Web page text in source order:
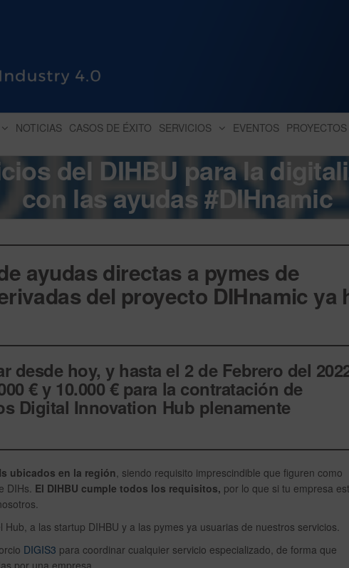
INDUSTRY 4.0
NOTICIAS CASOS DE ÉXITO SERVICIOS EVENTOS PROYECTOS
del DIHBU para la
con las ayudas #DIHnamic
ayudas directas a pymes de
del proyecto DIHnamic ya
desde hoy, y hasta el 2 de Febrero del
€ y 10.000 € para la contratación de
Digital Innovation Hub plenamente
ubicados en la región, siendo requisito imprescindible que figuren como
DIHs. El DIHBU cumple todos los requisitos, por lo que si tu empresa
Hub, a las startup DIHBU y a las pymes ya usuarias de nuestros servicios.
DIGIS3 para coordinar cualquier servicio especializado, de forma que
por una empresa.